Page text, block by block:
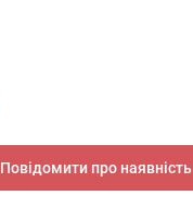
Повідомити про наявність